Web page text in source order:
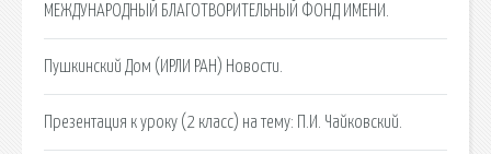
МЕЖДУНАРОДНЫЙ БЛАГОТВОРИТЕЛЬНЫЙ ФОНД ИМЕНИ.
Пушкинский Дом (ИРЛИ РАН) Новости.
Презентация к уроку (2 класс) на тему: П.И. Чайковский.